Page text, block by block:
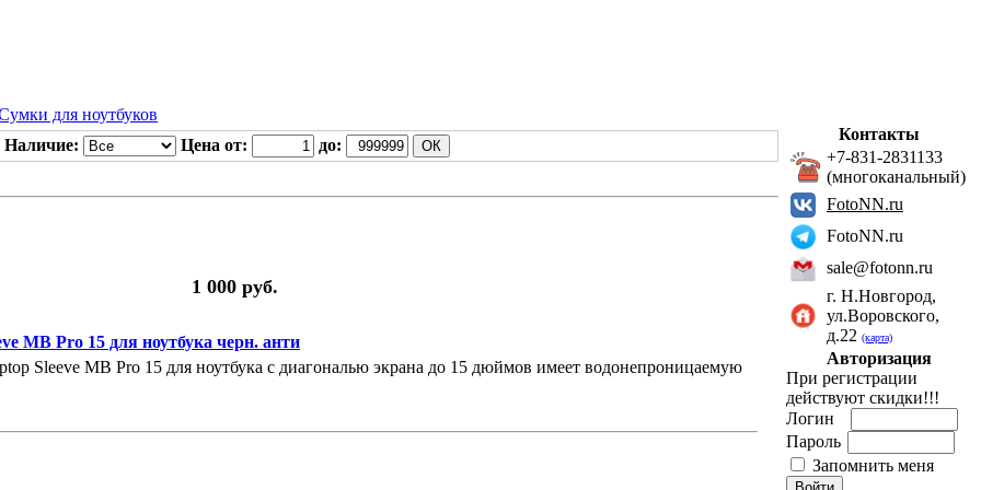
для ноутбуков
Наличие:
Цена от: до:
1 000 руб.
MB Pro 15 для ноутбука черн. анти
Sleeve MB Pro 15 для ноутбука с диагональю экрана до 15 дюймов имеет водонепроницаемую
Контакты
+7-831-2831133
(многоканальный)
FotoNN.ru
FotoNN.ru
sale@fotonn.ru
г. Н.Новгород,
ул.Воровского,
д.22 (карта)
Авторизация
При регистрации
действуют скидки!!!
Логин
Пароль
Запомнить меня